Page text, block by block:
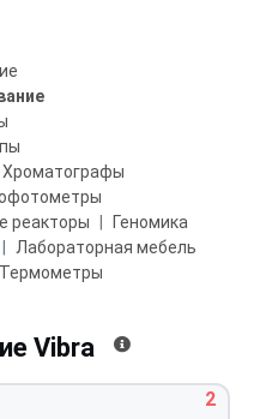
Хроматографы
реакторы
Геномика
Лабораторная мебель
Термометры
Vibra
2